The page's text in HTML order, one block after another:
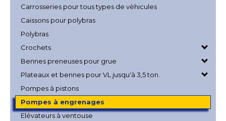
Carrosseries pour tous types de vèhicules
Caissons pour polybras
Polybras
Crochets
Bennes preneuses pour grue
Plateaux et bennes pour VL jusqu'à 3,5 ton.
Pompes à pistons
Pompes à engrenages
Elévateurs à ventouse